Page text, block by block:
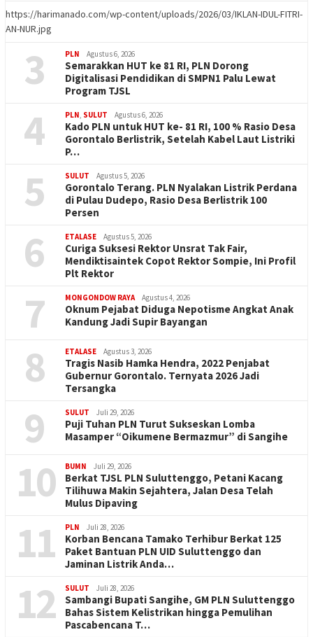
https://harimanado.com/wp-content/uploads/2026/03/IKLAN-IDUL-FITRI-
AN-NUR.jpg
3 PLN Agustus 6, 2026
Semarakkan HUT ke 81 RI, PLN Dorong
Digitalisasi Pendidikan di SMPN1 Palu Lewat
Program TJSL
4 PLN, SULUT Agustus 6, 2026
Kado PLN untuk HUT ke- 81 RI, 100 % Rasio Desa
Gorontalo Berlistrik, Setelah Kabel Laut Listriki
P…
5 SULUT Agustus 5, 2026
Gorontalo Terang. PLN Nyalakan Listrik Perdana
di Pulau Dudepo, Rasio Desa Berlistrik 100
Persen
6 ETALASE Agustus 5, 2026
Curiga Suksesi Rektor Unsrat Tak Fair,
Mendiktisaintek Copot Rektor Sompie, Ini Profil
Plt Rektor
7 MONGONDOW RAYA Agustus 4, 2026
Oknum Pejabat Diduga Nepotisme Angkat Anak
Kandung Jadi Supir Bayangan
8 ETALASE Agustus 3, 2026
Tragis Nasib Hamka Hendra, 2022 Penjabat
Gubernur Gorontalo. Ternyata 2026 Jadi
Tersangka
9 SULUT Juli 29, 2026
Puji Tuhan PLN Turut Sukseskan Lomba
Masamper “Oikumene Bermazmur” di Sangihe
10 BUMN Juli 29, 2026
Berkat TJSL PLN Suluttenggo, Petani Kacang
Tilihuwa Makin Sejahtera, Jalan Desa Telah
Mulus Dipaving
11 PLN Juli 28, 2026
Korban Bencana Tamako Terhibur Berkat 125
Paket Bantuan PLN UID Suluttenggo dan
Jaminan Listrik Anda…
12 SULUT Juli 28, 2026
Sambangi Bupati Sangihe, GM PLN Suluttenggo
Bahas Sistem Kelistrikan hingga Pemulihan
Pascabencana T…